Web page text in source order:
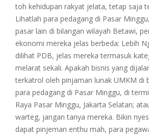
toh kehidupan rakyat jelata, tetap saja
Lihatlah para pedagang di Pasar
pasar lain di bilangan wilayah Betawi,
ekonomi mereka jelas berbeda: Lebih
dilihat PDB, jelas mereka termasuk
melarat sekali. Apakah bisnis yang
terkatrol oleh pinjaman lunak UMKM di
para pedagang di Pasar Minggu, di
Raya Pasar Minggu, Jakarta Selatan;
warteg, jangan tanya mereka. Bikin
dapat pinjeman enthu mah, para